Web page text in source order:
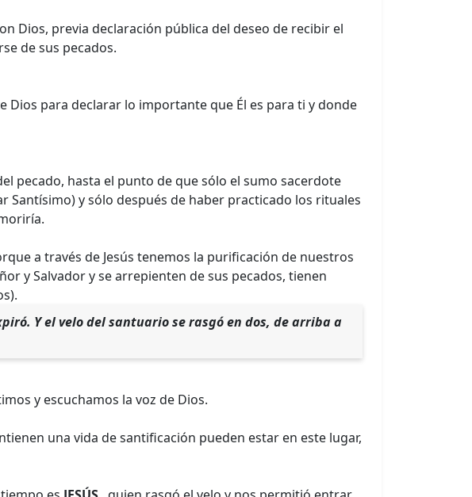
Dios, previa declaración pública del deseo de recibir el
de sus pecados.
Dios para declarar lo importante que Él es para ti y donde
pecado, hasta el punto de que sólo el sumo sacerdote
Santísimo) y sólo después de haber practicado los rituales
a través de Jesús tenemos la purificación de nuestros
y Salvador y se arrepienten de sus pecados, tienen
Y el velo del santuario se rasgó en dos, de arriba a
y escuchamos la voz de Dios.
una vida de santificación pueden estar en este lugar,